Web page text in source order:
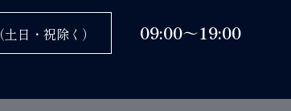
（土日・祝除く） 09:00～19:00